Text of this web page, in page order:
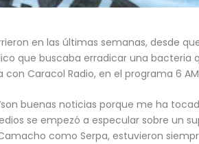
en las últimas semanas, desde
que buscaba erradicar una bacteria
Caracol Radio, en el programa 6
buenas noticias porque me ha
se empezó a especular sobre un
como Serpa, estuvieron